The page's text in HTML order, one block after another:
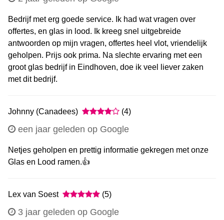
Bedrijf met erg goede service. Ik had wat vragen over
offertes, en glas in lood. Ik kreeg snel uitgebreide
antwoorden op mijn vragen, offertes heel vlot, vriendelijk
geholpen. Prijs ook prima. Na slechte ervaring met een
groot glas bedrijf in Eindhoven, doe ik veel liever zaken
met dit bedrijf.
Johnny (Canadees) (4)
een jaar geleden op Google
Netjes geholpen en prettig informatie gekregen met onze
Glas en Lood ramen.👍
Lex van Soest (5)
3 jaar geleden op Google